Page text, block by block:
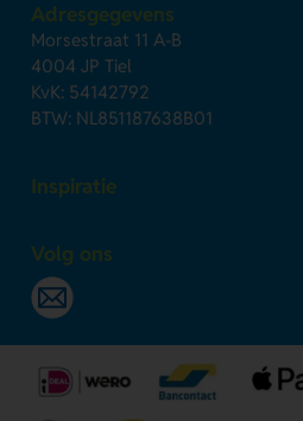
Adresgegevens
Morsestraat 11 A-B
4004 JP Tiel
KvK: 54142792
BTW: NL851187638B01
Inspiratie
Volg ons